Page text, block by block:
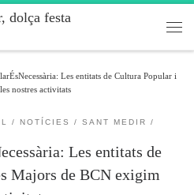
dolça festa
Les entitats de Cultura Popular i
nostres activitats
NOTÍCIES
SANT MEDIR
Les entitats de
Majors de BCN exigim